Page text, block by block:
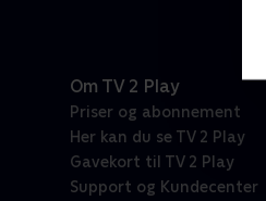
Om TV 2 Play
Priser og abonnement
Her kan du se TV 2 Play
Gavekort til TV 2 Play
Support og Kundecenter